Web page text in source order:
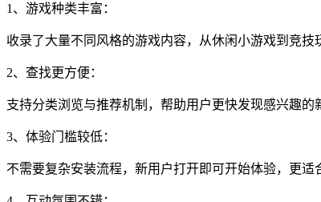
1、游戏种类丰富：
收录了大量不同风格的游戏内容，从休闲小游戏到竞技
2、查找更方便：
支持分类浏览与推荐机制，帮助用户更快发现感兴趣的
3、体验门槛较低：
不需要复杂安装流程，新用户打开即可开始体验，更适